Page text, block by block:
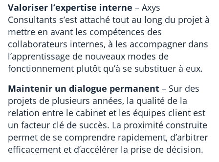
Valoriser l’expertise interne – Axys
Consultants s’est attaché tout au long du projet à
mettre en avant les compétences des
collaborateurs internes, à les accompagner dans
l’apprentissage de nouveaux modes de
fonctionnement plutôt qu’à se substituer à eux.
Maintenir un dialogue permanent – Sur des
projets de plusieurs années, la qualité de la
relation entre le cabinet et les équipes client est
un facteur clé de succès. La proximité construite
permet de se comprendre rapidement, d’arbitrer
efficacement et d’accélérer la prise de décision.